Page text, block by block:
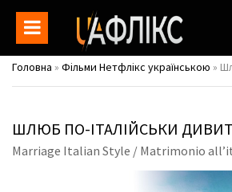
Головна » Фільми Нетфлікс українською » Шлюб
ШЛЮБ ПО-ІТАЛІЙСЬКИ
Marriage Italian Style / Matrimonio